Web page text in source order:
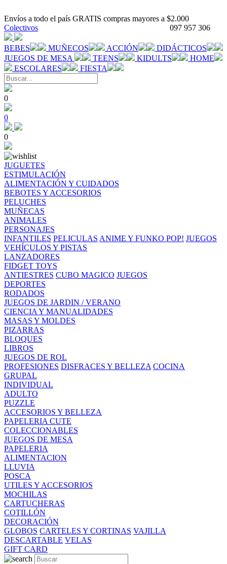
Envíos a todo el país GRATIS compras mayores a $2.000
097 957 306
Colectivos
BEBES MUÑECOS ACCIÓN
DIDÁCTICOS
JUEGOS DE MESA
TEENS KIDULTS
HOME
ESCOLARES
FIESTA
0
0
0
JUGUETES
ESTIMULACIÓN
ALIMENTACIÓN Y CUIDADOS
BEBOTES Y ACCESORIOS
PELUCHES
MUÑECAS
ANIMALES
PERSONAJES
INFANTILES PELICULAS ANIME Y FUNKO POP! JUEGOS
VEHÍCULOS Y PISTAS
LANZADORES
FIDGET TOYS
ANTIESTRES CUBO MAGICO JUEGOS
DEPORTES
RODADOS
JUEGOS DE JARDIN / VERANO
CIENCIA Y MANUALIDADES
MASAS Y MOLDES
PIZARRAS
BLOQUES
LIBROS
JUEGOS DE ROL
PROFESIONES DISFRACES Y BELLEZA COCINA
GRUPAL
INDIVIDUAL
ADULTO
PUZZLE
ACCESORIOS Y BELLEZA
PAPELERIA CUTE
COLECCIONABLES
JUEGOS DE MESA
PAPELERIA
ALIMENTACION
LLUVIA
POSCA
UTILES Y ACCESORIOS
MOCHILAS
CARTUCHERAS
COTILLÓN
DECORACIÓN
GLOBOS CARTELES Y CORTINAS VAJILLA
DESCARTABLE VELAS
GIFT CARD